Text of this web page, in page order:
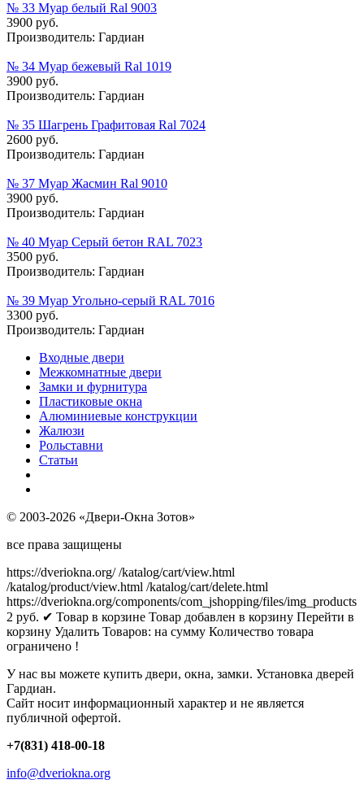
№ 33 Муар белый Ral 9003
3900 руб.
Производитель: Гардиан
№ 34 Муар бежевый Ral 1019
3900 руб.
Производитель: Гардиан
№ 35 Шагрень Графитовая Ral 7024
2600 руб.
Производитель: Гардиан
№ 37 Муар Жасмин Ral 9010
3900 руб.
Производитель: Гардиан
№ 40 Муар Серый бетон RAL 7023
3500 руб.
Производитель: Гардиан
№ 39 Муар Угольно-серый RAL 7016
3300 руб.
Производитель: Гардиан
Входные двери
Межкомнатные двери
Замки и фурнитура
Пластиковые окна
Алюминиевые конструкции
Жалюзи
Рольставни
Статьи
© 2003-2026 «Двери-Окна Зотов»
все права защищены
https://dveriokna.org/ /katalog/cart/view.html
/katalog/product/view.html /katalog/cart/delete.html
https://dveriokna.org/components/com_jshopping/files/img_products
2 руб. ✔ Товар в корзине Товар добавлен в корзину Перейти в
корзину Удалить Товаров: на сумму Количество товара
ограничено !
У нас вы можете купить двери, окна, замки. Установка дверей
Гардиан.
Сайт носит информационный характер и не является
публичной офертой.
+7(831) 418-00-18
info@dveriokna.org